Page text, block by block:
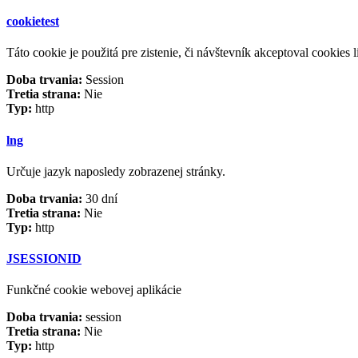
cookietest
Táto cookie je použitá pre zistenie, či návštevník akceptoval cookies
Doba trvania: Session
Tretia strana: Nie
Typ: http
lng
Určuje jazyk naposledy zobrazenej stránky.
Doba trvania: 30 dní
Tretia strana: Nie
Typ: http
JSESSIONID
Funkčné cookie webovej aplikácie
Doba trvania: session
Tretia strana: Nie
Typ: http